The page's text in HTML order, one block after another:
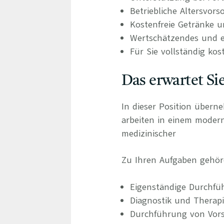
Betriebliche
Kostenfreie Getränke
Wertschätzendes und
Für Sie vollständig
Das erwartet
In dieser Position
arbeiten in einem
medizinischer
Zu Ihren Aufgaben
Eigenständige
Diagnostik und
Durchführung von